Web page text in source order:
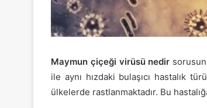
Maymun çiçeği virüsü nedir
ile aynı hızdaki bulaşıcı hastalık
ülkelerde rastlanmaktadır. Bu